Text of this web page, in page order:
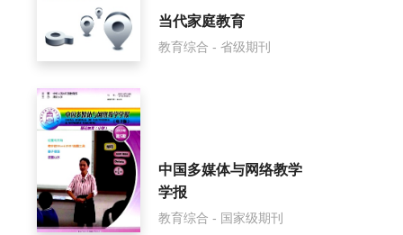
三月风面费如何收取？
三月风是什么级别刊物？
三月风审稿要多久？
三月风是国家级期刊吗？
当代家庭教育
教育综合 - 省级期刊
中国多媒体与网络教学
学报
教育综合 - 国家级期刊